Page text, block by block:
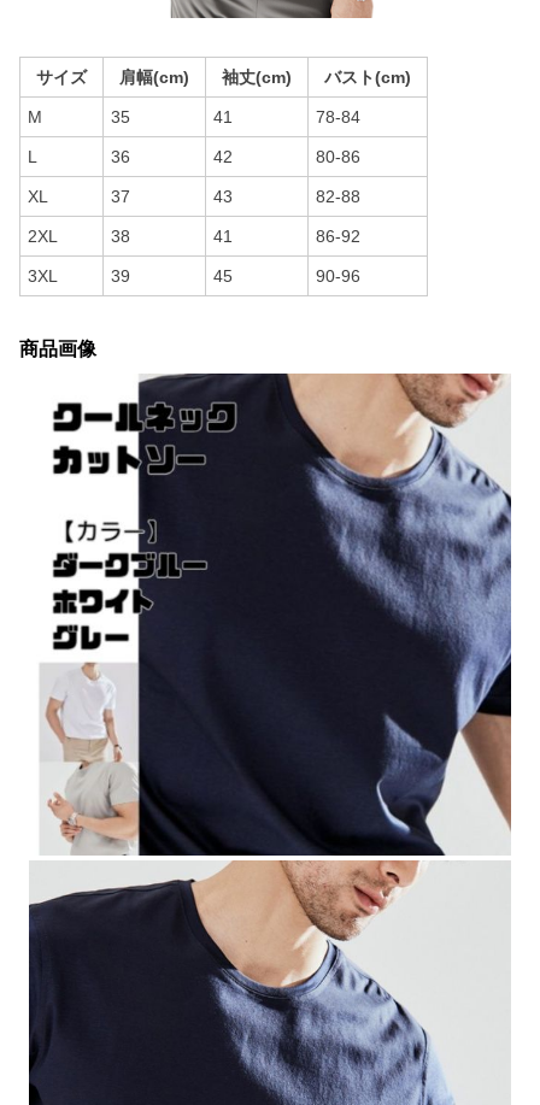
サイズ 肩幅(cm) 袖丈(cm) バスト(cm)
M 35 41 78-84
L 36 42 80-86
XL 37 43 82-88
2XL 38 41 86-92
3XL 39 45 90-96
商品画像